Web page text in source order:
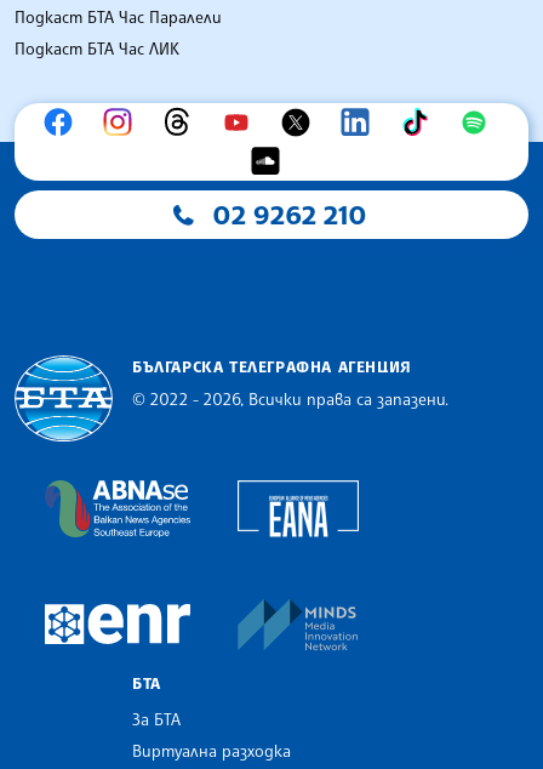
Подкаст БТА Час Паралели
Подкаст БТА Час ЛИК
02 9262 210
БЪЛГАРСКА ТЕЛЕГРАФНА АГЕНЦИЯ
© 2022 - 2026, Всички права са запазени.
The Assocoation of the Balkan News Agencies
European Newsroom
БТА
За БТА
Виртуална разходка